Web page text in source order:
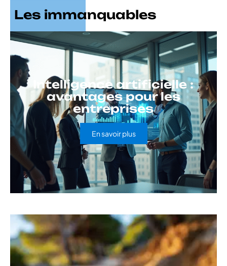
Les immanquables
Intelligence artificielle :
avantages pour les
entreprises
En savoir plus